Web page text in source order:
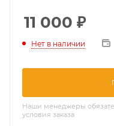
11 000 ₽
Нет в наличии
Наши менеджеры
условия заказа